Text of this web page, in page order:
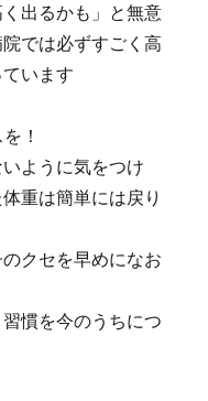
出るかも」と無意
では必ずすごく高
います
！
ように気をつけ
重は簡単には戻り
クセを早めになお
慣を今のうちにつ